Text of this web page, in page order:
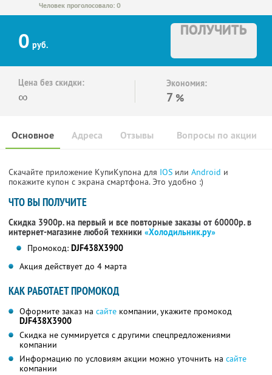
Человек проголосовало: 0
0 руб.
ПОЛУЧИТЬ
Цена без скидки:
∞
Экономия:
7 %
Основное Отзывы Вопросы по акции
Адреса
Скачайте приложение КупиКупона для IOS или Android и
покажите купон с экрана смартфона. Это удобно :)
ЧТО ВЫ ПОЛУЧИТЕ
Скидка 3900р. на первый и все повторные заказы от 60000р. в
интернет-магазине любой техники «Холодильник.ру»
Промокод: DJF438X3900
Акция действует до 4 марта
КАК РАБОТАЕТ ПРОМОКОД
Оформите заказ на сайте компании, укажите промокод
DJF438X3900
Скидка не суммируется с другими спецпредложениями
компании
Информацию по условиям акции можно уточнить на сайте
компании